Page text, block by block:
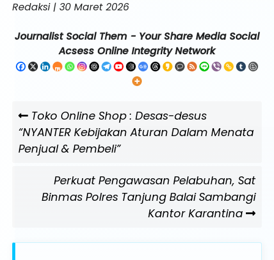
Redaksi | 30 Maret 2026
Journalist Social Them - Your Share Media Social
Acsess Online Integrity Network
pos
Previous
Post
Toko Online Shop : Desas-desus
“NYANTER Kebijakan Aturan Dalam Menata
Penjual & Pembeli”
Perkuat Pengawasan Pelabuhan, Sat
Binmas Polres Tanjung Balai Sambangi
Kantor Karantina